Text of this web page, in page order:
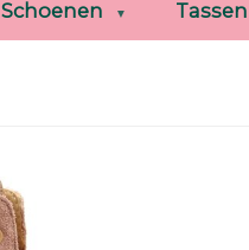
Schoenen Tassen